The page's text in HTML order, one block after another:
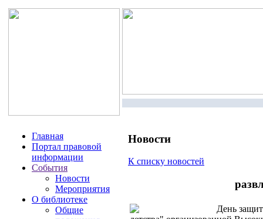
Главная
Портал правовой
информации
События
Новости
Мероприятия
О библиотеке
Общие
Новости
К списку новостей
День